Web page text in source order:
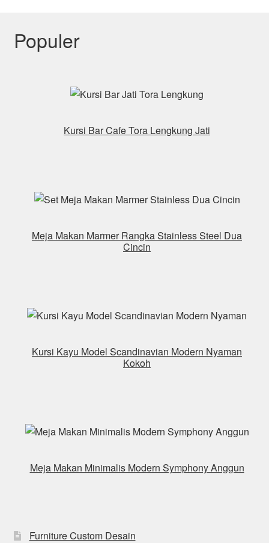
Populer
Kursi Bar Cafe Tora Lengkung Jati
Meja Makan Marmer Rangka Stainless Steel Dua
Cincin
Kursi Kayu Model Scandinavian Modern Nyaman
Kokoh
Meja Makan Minimalis Modern Symphony Anggun
Furniture Custom Desain